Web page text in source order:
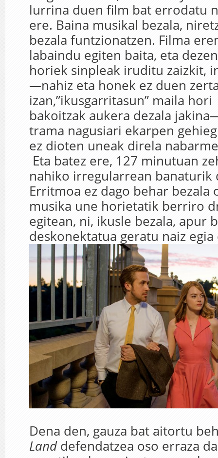
lurrina duen film bat errodatu
ere. Baina musikal bezala,
bezala funtzionatzen. Filma
labaindu egiten baita, eta
horiek sinpleak iruditu zaizkit,
—nahiz eta honek ez duen
izan,”ikusgarritasun” maila
bakoitzak aukera dezala jakina
trama nagusiari ekarpen
ez dioten uneak direla
Eta batez ere, 127 minutuan
nahiko irregularrean banaturik
Erritmoa ez dago behar bezala
musika une horietatik berriro
egitean, ni, ikusle bezala, apur
deskonektatua geratu naiz egia
Dena den, gauza bat aitortu
Landdefendatzea oso erraza